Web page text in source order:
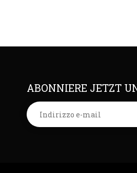
ABONNIERE JETZT